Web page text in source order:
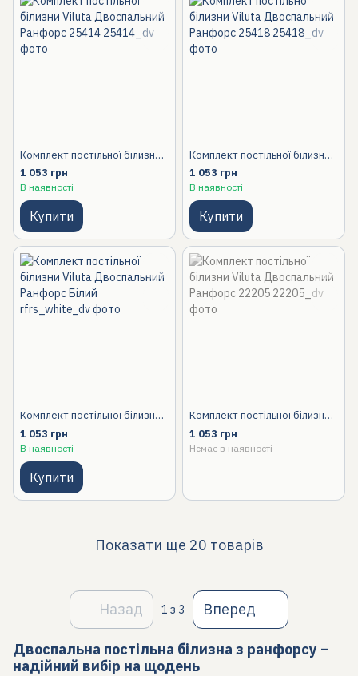
Комплект постільної білизни Viluta Двоспальний Ранфорс 25414
1 053 грн
В наявності
Купити
Комплект постільної білизни Viluta Двоспальний Ранфорс 25418
1 053 грн
В наявності
Купити
Комплект постільної білизни Viluta Двоспальний Ранфорс Білий
1 053 грн
В наявності
Купити
Комплект постільної білизни Viluta Двоспальний Ранфорс 22205
1 053 грн
Немає в наявності
Показати ще 20 товарів
Назад 1 з 3 Вперед
Двоспальна постільна білизна з ранфорсу –
надійний вибір на щодень